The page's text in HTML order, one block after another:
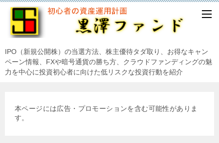
IPO（新規公開株）の当選方法、株主優待タダ取り、お得なキャン
ペーン情報、FXや暗号通貨の勝ち方、クラウドファンディングの魅
力を中心に投資初心者に向けた低リスクな投資行動を紹介
本ページには広告・プロモーションを含む可能性がありま
す。